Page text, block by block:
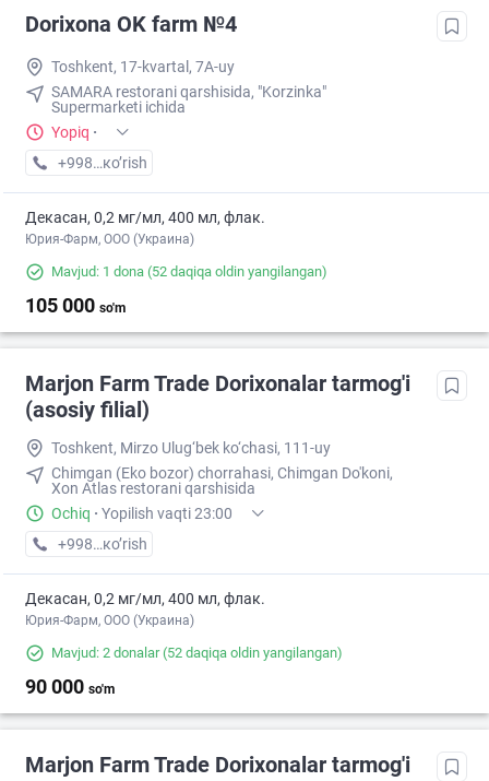
Dorixona ОK farm №4
Toshkent, 17-kvartal, 7A-uy
SAMARA restorani qarshisida, "Korzinka"
Supermarketi ichida
Yopiq ·
+998 (90) XXX-XX-XX
кo’rish
Декасан, 0,2 мг/мл, 400 мл, флак.
Юрия-Фарм, ООО (Украина)
Mavjud: 1 dona (52 daqiqa oldin yangilangan)
105 000 so'm
Marjon Farm Trade Dorixonalar tarmog'i
(asosiy filial)
Toshkent, Mirzo Ulug‘bek ko‘chasi, 111-uy
Chimgan (Eko bozor) chorrahasi, Chimgan Do'koni,
Xon Atlas restorani qarshisida
Ochiq · Yopilish vaqti 23:00
+998 (99) XXX-XX-XX
кo’rish
Декасан, 0,2 мг/мл, 400 мл, флак.
Юрия-Фарм, ООО (Украина)
Mavjud: 2 donalar(52 daqiqa oldin yangilangan)
90 000 so'm
Marjon Farm Trade Dorixonalar tarmog'i